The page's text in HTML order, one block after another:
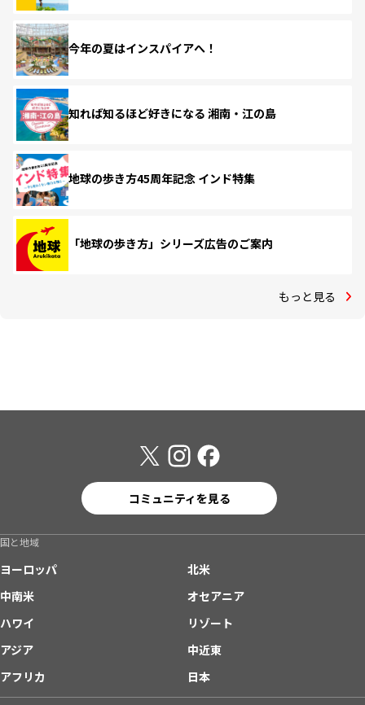
今年の夏はインスパイアへ！
知れば知るほど好きになる 湘南・江の島
地球の歩き方45周年記念 インド特集
「地球の歩き方」シリーズ広告のご案内
もっと見る
コミュニティを見る
国と地域
ヨーロッパ
北米
中南米
オセアニア
ハワイ
リゾート
アジア
中近東
アフリカ
日本